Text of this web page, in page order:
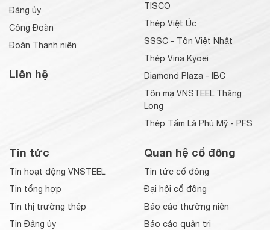
Đảng ủy
Công Đoàn
Đoàn Thanh niên
Liên hệ
TISCO
Thép Việt Úc
SSSC - Tôn Việt Nhật
Thép Vina Kyoei
Diamond Plaza - IBC
Tôn mạ VNSTEEL Thăng
Long
Thép Tấm Lá Phú Mỹ - PFS
Tin tức
Tin hoạt động VNSTEEL
Tin tổng hợp
Tin thị trường thép
Tin Đảng ủy
Quan hệ cổ đông
Tin tức cổ đông
Đại hội cổ đông
Báo cáo thường niên
Báo cáo quản trị